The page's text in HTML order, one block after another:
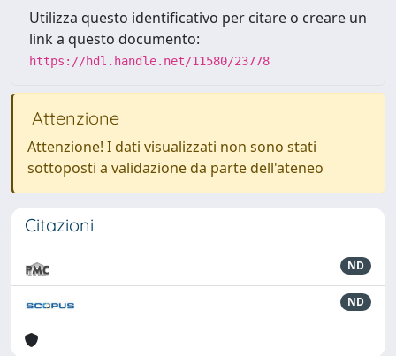
Utilizza questo identificativo per citare o creare un
link a questo documento:
https://hdl.handle.net/11580/23778
Attenzione
Attenzione! I dati visualizzati non sono stati
sottoposti a validazione da parte dell'ateneo
Citazioni
ND
ND